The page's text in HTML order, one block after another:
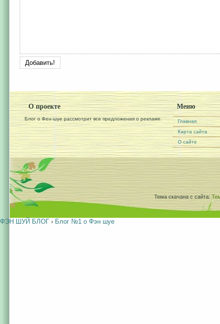
О проекте
Блог о Фен-шуе рассмотрит все предложения о рекламе.
Меню
Главная
Карта сайта
О сайте
Тема скачана с сайта:
ФЭН ШУЙ БЛОГ › Блог №1 о Фэн шуе